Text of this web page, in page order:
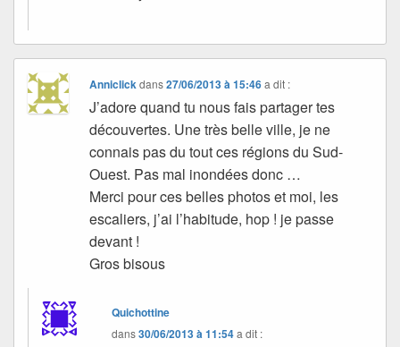
Anniclickdans27/06/2013 à 15:46 a dit :
J’adore quand tu nous fais partager tes
découvertes. Une très belle ville, je ne
connais pas du tout ces régions du Sud-
Ouest. Pas mal inondées donc …
Merci pour ces belles photos et moi, les
escaliers, j’ai l’habitude, hop ! je passe
devant !
Gros bisous
Quichottine
dans30/06/2013 à 11:54a dit :